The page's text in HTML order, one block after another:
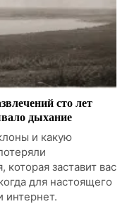
сто лет
дыхание
и какую
заставит вас
для настоящего
интернет.